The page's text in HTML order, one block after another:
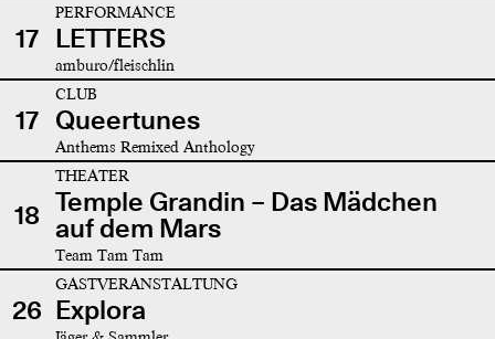
17
PERFORMANCE
LETTERS
amburo/fleischlin
17
CLUB
Queertunes
Anthems Remixed Anthology
18
THEATER
Temple Grandin – Das Mädchen
auf dem Mars
Team Tam Tam
26
GASTVERANSTALTUNG
Explora